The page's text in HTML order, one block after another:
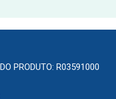
PRODUTO: R03591000